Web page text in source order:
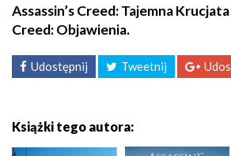
Assassin’s Creed: Tajemna
Creed: Objawienia.
Udostępnij Tweetnij
Książki tego autora: